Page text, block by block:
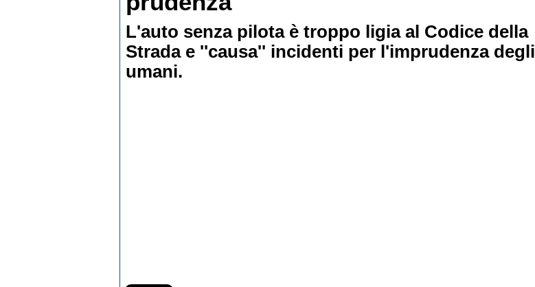
L'auto senza pilota è troppo ligia al Codice della
Strada e ''causa'' incidenti per l'imprudenza degli
umani.